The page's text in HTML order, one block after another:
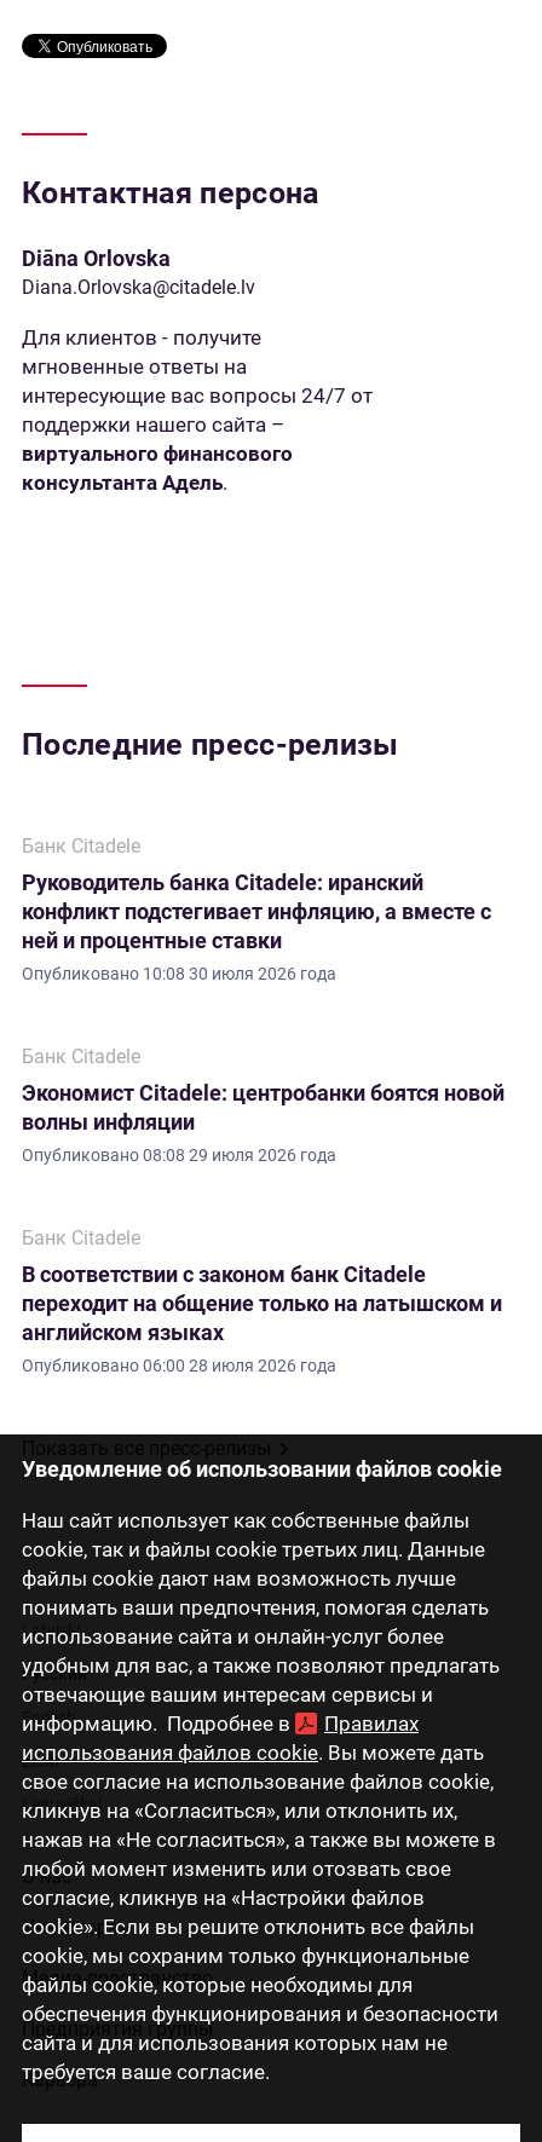
Уведомление об использовании файлов cookie
Наш сайт использует как собственные файлы
cookie, так и файлы cookie третьих лиц. Данные
файлы cookie дают нам возможность лучше
понимать ваши предпочтения, помогая сделать
использование сайта и онлайн-услуг более
удобным для вас, а также позволяют предлагать
отвечающие вашим интересам сервисы и
информацию. Подробнее в
Правилах
использования файлов cookie. Вы можете дать
свое согласие на использование файлов cookie,
кликнув на «Согласиться», или отклонить их,
нажав на «Не согласиться», а также вы можете в
любой момент изменить или отозвать свое
согласие, кликнув на «Настройки файлов
cookie». Если вы решите отклонить все файлы
cookie, мы сохраним только функциональные
файлы cookie, которые необходимы для
обеспечения функционирования и безопасности
сайта и для использования которых нам не
требуется ваше согласие.
Контактная персона
Diāna Orlovska
Diana.Orlovska@citadele.lv
Для клиентов - получите
мгновенные ответы на
интересующие вас вопросы 24/7 от
поддержки нашего сайта –
виртуального финансового
консультанта Адель.
Последние пресс-релизы
Банк Citadele
Руководитель банка Citadele: иранский
конфликт подстегивает инфляцию, а вместе с
ней и процентные ставки
Опубликовано 10:08 30 июля 2026 года
Банк Citadele
Экономист Citadele: центробанки боятся новой
волны инфляции
Опубликовано08:08 29 июля 2026 года
Банк Citadele
В соответствии с законом банк Citadele
переходит на общение только на латышском и
английском языках
Опубликовано06:00 28 июля 2026 года
Latviski
Русский
English
Eesti
Lietuviškai
О нас
Инвесторам
Медиа-пространство
Предприятия группы
Карьера
Контакты